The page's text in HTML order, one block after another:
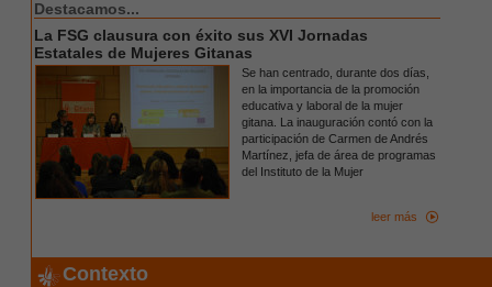
Destacamos...
La FSG clausura con éxito sus XVI Jornadas
Estatales de Mujeres Gitanas
Se han centrado, durante dos días,
en la importancia de la promoción
educativa y laboral de la mujer
gitana. La inauguración contó con la
participación de Carmen de Andrés
Martínez, jefa de área de programas
del Instituto de la Mujer
leer más
Contexto